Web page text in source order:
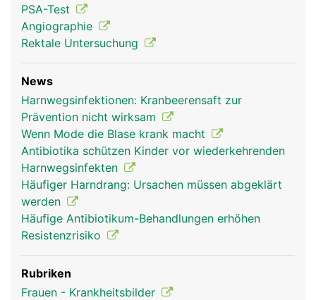
PSA-Test
Angiographie
Rektale Untersuchung
News
Harnwegsinfektionen: Kranbeerensaft zur
Prävention nicht wirksam
Wenn Mode die Blase krank macht
Antibiotika schützen Kinder vor wiederkehrenden
Harnwegsinfekten
Häufiger Harndrang: Ursachen müssen abgeklärt
werden
Häufige Antibiotikum-Behandlungen erhöhen
Resistenzrisiko
Rubriken
Frauen - Krankheitsbilder